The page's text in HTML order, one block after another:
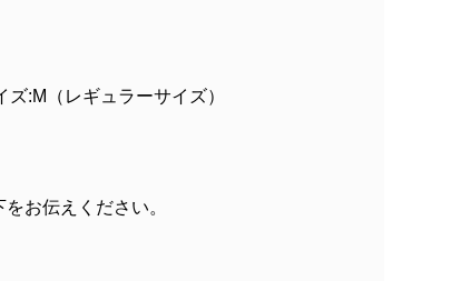
:M（レギュラーサイズ）
お伝えください。